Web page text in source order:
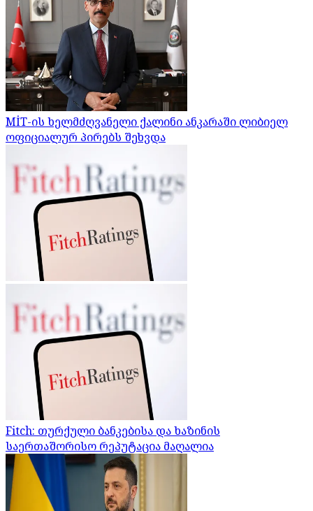
MİT-ის ხელმძღვანელი ქალინი ანკარაში ლიბიელ
ოფიციალურ პირებს შეხვდა
Fitch: თურქული ბანკებისა და ხაზინის
საერთაშორისო რეპუტაცია მაღალია